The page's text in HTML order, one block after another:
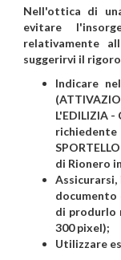
Nell'ottica di
evitare
relativamente
suggerirvi il
Indicare
L'EDILIZIA
richiedente
di Rionero
documento
di produrlo
300 pixel);
Utilizzare